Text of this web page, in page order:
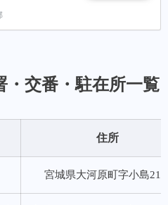
すと幸いです。
バシーポリシー ■
理・保有プライ
保護すべき重要な
の個人情報を収
・交番・駐在所一覧
住所
宮城県大河原町字小島21-